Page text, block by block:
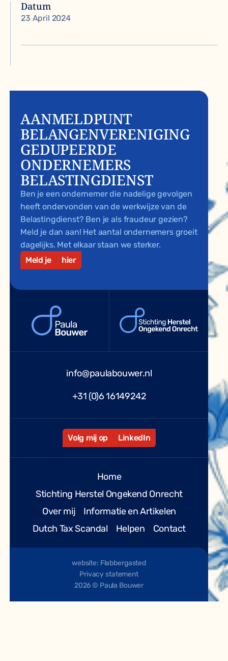
Datum
23 April 2024
AANMELDPUNT
BELANGENVERENIGING
GEDUPEERDE
ONDERNEMERS
BELASTINGDIENST
Ben je een ondernemer die nadelige gevolgen
heeft ondervonden van de werkwijze van de
Belastingdienst? Ben je als fraudeur gezien?
Meld je dan aan! Het aantal ondernemers groeit
dagelijks. Met elkaar staan we sterker.
Meld je
hier
info@paulabouwer.nl
+31 (0)6 16149242
Volg mij op LinkedIn
Home
Stichting Herstel Ongekend Onrecht
Over mij
Informatie en Artikelen
Dutch Tax Scandal
Helpen Contact
2026 © Paula Bouwer
website: Flabbergasted
Privacy statement